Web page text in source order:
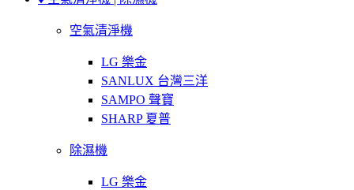
空氣清淨機
LG 樂金
SANLUX 台灣三洋
SAMPO 聲寶
SHARP 夏普
除濕機
LG 樂金